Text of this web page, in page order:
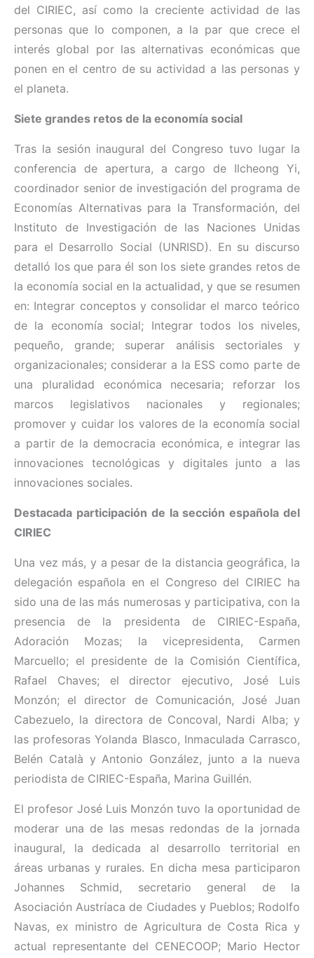
del CIRIEC, así como la creciente actividad de las
personas que lo componen, a la par que crece el
interés global por las alternativas económicas que
ponen en el centro de su actividad a las personas y
el planeta.
Siete grandes retos de la economía social
Tras la sesión inaugural del Congreso tuvo lugar la
conferencia de apertura, a cargo de Ilcheong Yi,
coordinador senior de investigación del programa de
Economías Alternativas para la Transformación, del
Instituto de Investigación de las Naciones Unidas
para el Desarrollo Social (UNRISD). En su discurso
detalló los que para él son los siete grandes retos de
la economía social en la actualidad, y que se resumen
en: Integrar conceptos y consolidar el marco teórico
de la economía social; Integrar todos los niveles,
pequeño, grande; superar análisis sectoriales y
organizacionales; considerar a la ESS como parte de
una pluralidad económica necesaria; reforzar los
marcos legislativos nacionales y regionales;
promover y cuidar los valores de la economía social
a partir de la democracia económica, e integrar las
innovaciones tecnológicas y digitales junto a las
innovaciones sociales.
Destacada participación de la sección española del
CIRIEC
Una vez más, y a pesar de la distancia geográfica, la
delegación española en el Congreso del CIRIEC ha
sido una de las más numerosas y participativa, con la
presencia de la presidenta de CIRIEC-España,
Adoración Mozas; la vicepresidenta, Carmen
Marcuello; el presidente de la Comisión Científica,
Rafael Chaves; el director ejecutivo, José Luis
Monzón; el director de Comunicación, José Juan
Cabezuelo, la directora de Concoval, Nardi Alba; y
las profesoras Yolanda Blasco, Inmaculada Carrasco,
Belén Català y Antonio González, junto a la nueva
periodista de CIRIEC-España, Marina Guillén.
El profesor José Luis Monzón tuvo la oportunidad de
moderar una de las mesas redondas de la jornada
inaugural, la dedicada al desarrollo territorial en
áreas urbanas y rurales. En dicha mesa participaron
Johannes Schmid, secretario general de la
Asociación Austríaca de Ciudades y Pueblos; Rodolfo
Navas, ex ministro de Agricultura de Costa Rica y
actual representante del CENECOOP; Mario Hector